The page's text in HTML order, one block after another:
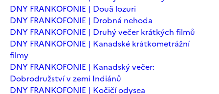
DNY FRANKOFONIE | Două lozuri
DNY FRANKOFONIE | Drobná nehoda
DNY FRANKOFONIE | Druhý večer krátkých filmů
DNY FRANKOFONIE | Kanadské krátkometrážní
filmy
DNY FRANKOFONIE | Kanadský večer:
Dobrodružství v zemi Indiánů
DNY FRANKOFONIE | Kočičí odysea